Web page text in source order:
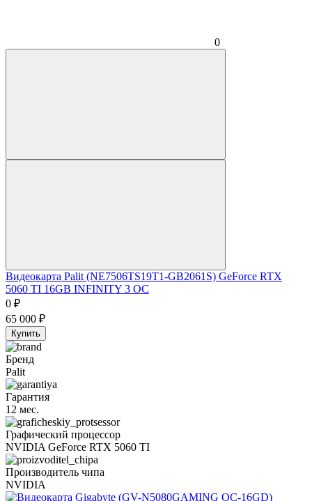
0
Видеокарта Palit (NE7506TS19T1-GB2061S) GeForce RTX
5060 TI 16GB INFINITY 3 OC
0 ₽
65 000 ₽
Купить
Бренд
Palit
Гарантия
12 мес.
Графический процессор
NVIDIA GeForce RTX 5060 TI
Производитель чипа
NVIDIA